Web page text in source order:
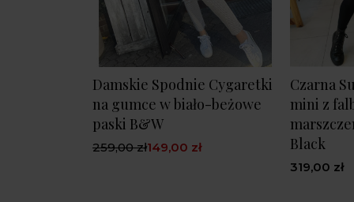
Damskie Spodnie Cygaretki
na gumce w biało-beżowe
paski B&W
259,00 zł149,00 zł
Czarna
mini z
Black
319,00 zł